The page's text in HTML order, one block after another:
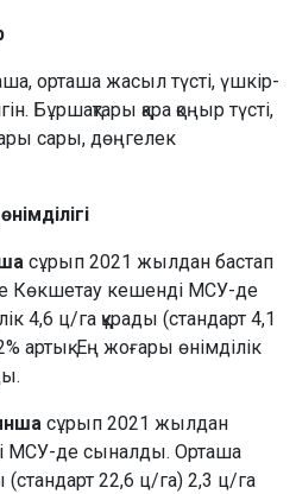
орташа жасыл түсті, үшкір-
Бұршақтары қара қоңыр түсті,
сары, дөңгелек
сұрып 2021 жылдан бастап
Көкшетау кешенді МСУ-де
4,6 ц/га құрады (стандарт 4,1
артық. Ең жоғары өнімділік
сұрып 2021 жылдан
МСУ-де сыналды. Орташа
(стандарт 22,6 ц/га) 2,3 ц/га